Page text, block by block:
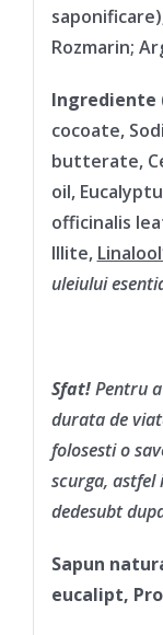
Rozmarin;
Ingrediente
cocoate,
butterate,
oil,
officinalis
Illite,
uleiului
Sfat!Pentru
durata de
folosesti o
scurga, astfel
dedesubt
Sapun
eucalipt,